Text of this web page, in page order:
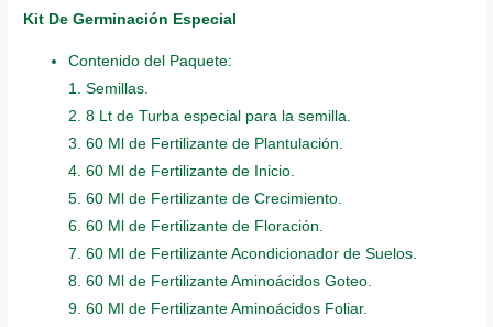
Kit De Germinación Especial
Contenido del Paquete:
1. Semillas.
2. 8 Lt de Turba especial para la semilla.
3. 60 Ml de Fertilizante de Plantulación.
4. 60 Ml de Fertilizante de Inicio.
5. 60 Ml de Fertilizante de Crecimiento.
6. 60 Ml de Fertilizante de Floración.
7. 60 Ml de Fertilizante Acondicionador de Suelos.
8. 60 Ml de Fertilizante Aminoácidos Goteo.
9. 60 Ml de Fertilizante Aminoácidos Foliar.